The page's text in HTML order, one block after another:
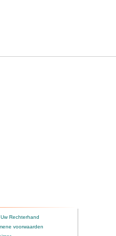
Rechterhand
voorwaarden